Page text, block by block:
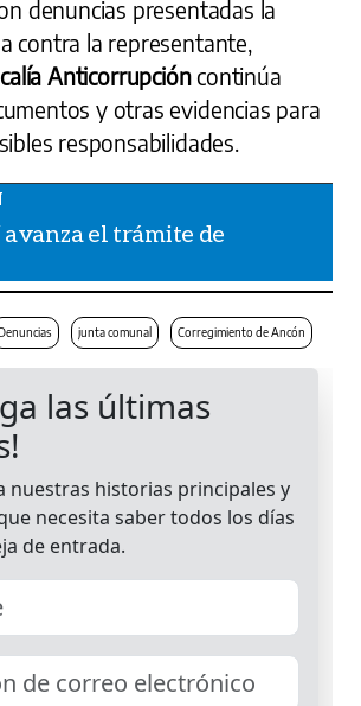
denuncias presentadas la
contra la representante,
Anticorrupcióncontinúa
y otras evidencias para
responsabilidades.
avanza el trámite de
Denuncias junta comunal Corregimiento de Ancón